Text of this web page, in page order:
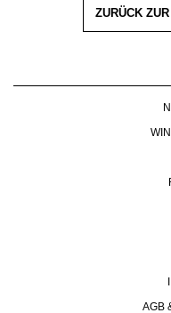
ZURÜCK
AGB